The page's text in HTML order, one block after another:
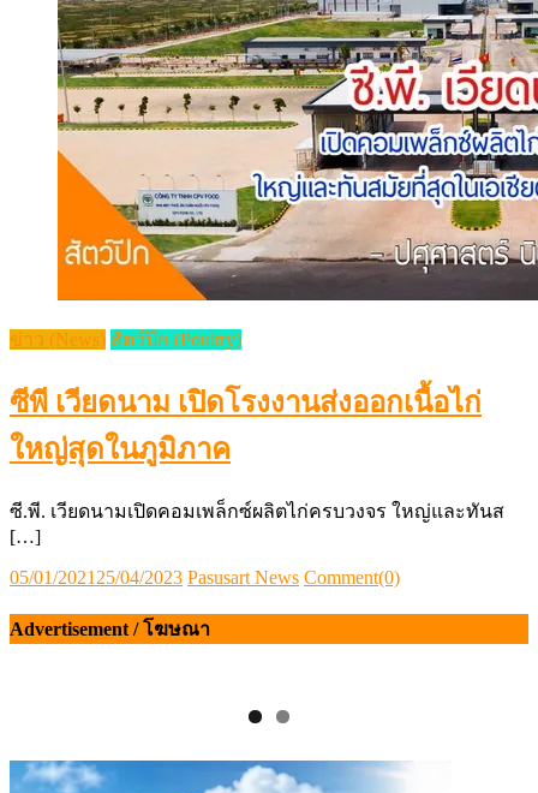
ข่าว (News) สัตว์ปีก (Poultry)
ซีพี เวียดนาม เปิดโรงงานส่งออกเนื้อไก่
ใหญ่สุดในภูมิภาค
ซี.พี. เวียดนามเปิดคอมเพล็กซ์ผลิตไก่ครบวงจร ใหญ่และทันส
[…]
Posted
05/01/2021 25/04/2023 Author
Pasusart News Comment(0)
Advertisement / โฆษณา